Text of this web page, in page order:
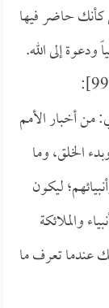
حاضر فيها
إلى الله.
من أخبار الأمم
الخلق، وما
ليكون
والملائكة
عندما تعرف ما